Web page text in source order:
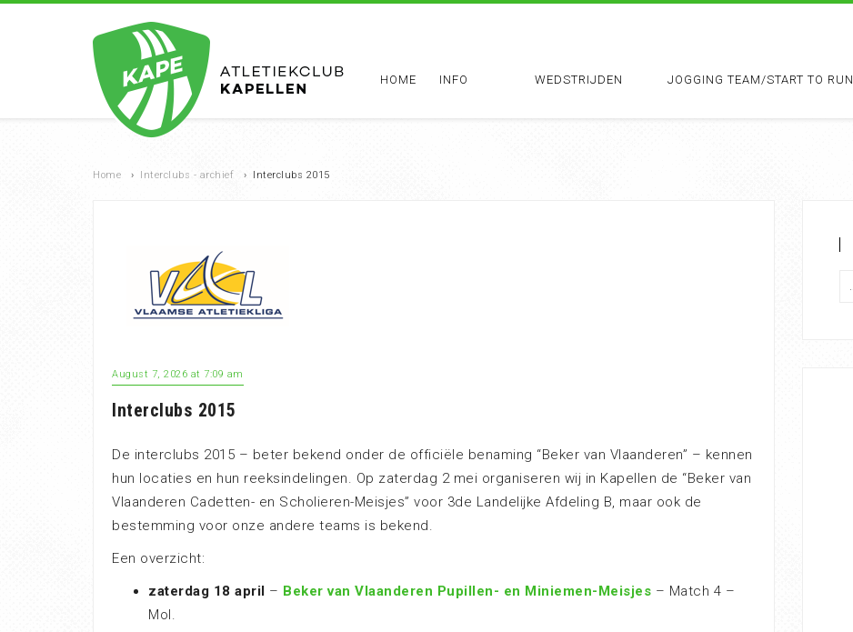
HOME INFO WEDSTRIJDEN JOGGING TEAM/START TO RUN
Home › Interclubs - archief › Interclubs 2015
August 7, 2026 at 7:09 am
Interclubs 2015
De interclubs 2015 – beter bekend onder de officiële benaming “Beker van Vlaanderen” – kennen
hun locaties en hun reeksindelingen. Op zaterdag 2 mei organiseren wij in Kapellen de “Beker van
Vlaanderen Cadetten- en Scholieren-Meisjes” voor 3de Landelijke Afdeling B, maar ook de
bestemming voor onze andere teams is bekend.
Een overzicht:
zaterdag 18 april – Beker van Vlaanderen Pupillen- en Miniemen-Meisjes – Match 4 –
Mol.